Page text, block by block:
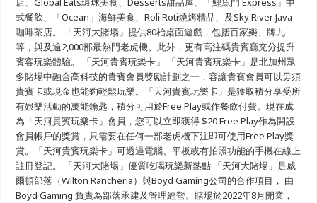
式餐飲、「Ocean」海鮮美食、Roli Roti燒烤精品、及Sky River Java
咖啡茶店。 「天河大賭場」提供80枱桌面遊戲，包括百家樂、牌九
等，與及逾2,000部最熱門老虎機。此外，更有高注碼貴賓廳充分提升
賓客玩樂體驗。 「天河貴賓玩樂卡」 「天河貴賓玩樂卡」是北加州眾
多賭場中融合高科技的貴賓會員獎勵計劃之一，容讓貴賓會員可以毋須
貴賓卡或現金也能夠輕鬆玩樂。「天河貴賓玩樂卡」是獲取積分享受所
有娛樂活動的萬能鑰匙，積分可用於Free Play或作餐飲付費。現在成
為「天河貴賓玩樂卡」會員，您可以立即獲得 $20 Free Play作為開設
會員帳戶的獎賞，只需要在任何一部老虎機下注即可使用Free Play獎
賞。「天河貴賓玩樂卡」可透過電腦、平板或有拍照功能的手機在線上
註冊登記。 「天河大賭場」優質吃喝玩樂新熱點 「天河大賭場」是威
爾頓部落（Wilton Rancheria）與Boyd Gaming公司的合作項目， 由
Boyd Gaming 負責為部落承建及管理經營。賭場於2022年8月開業，